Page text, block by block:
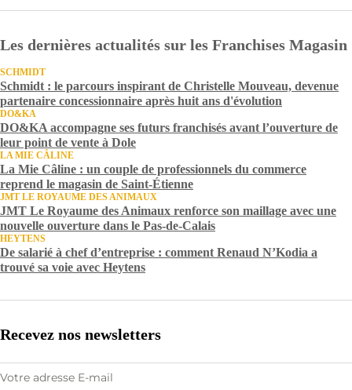
Les dernières actualités sur les Franchises Magasin
SCHMIDT
Schmidt : le parcours inspirant de Christelle Mouveau, devenue
partenaire concessionnaire après huit ans d'évolution
DO&KA
DO&KA accompagne ses futurs franchisés avant l’ouverture de
leur point de vente à Dole
LA MIE CÂLINE
La Mie Câline : un couple de professionnels du commerce
reprend le magasin de Saint-Étienne
JMT LE ROYAUME DES ANIMAUX
JMT Le Royaume des Animaux renforce son maillage avec une
nouvelle ouverture dans le Pas-de-Calais
HEYTENS
De salarié à chef d’entreprise : comment Renaud N’Kodia a
trouvé sa voie avec Heytens
Recevez nos newsletters